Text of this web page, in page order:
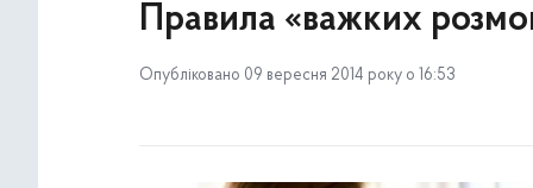
Правила «важких
Опубліковано 09 вересня 2014 року о 16:53